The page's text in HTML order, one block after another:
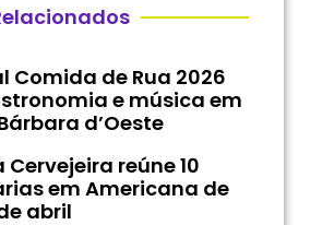
Comida de Rua 2026
e música em
d’Oeste
Cervejeira reúne 10
em Americana de
abril